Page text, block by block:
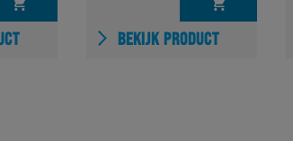
BEKIJK PRODUCT